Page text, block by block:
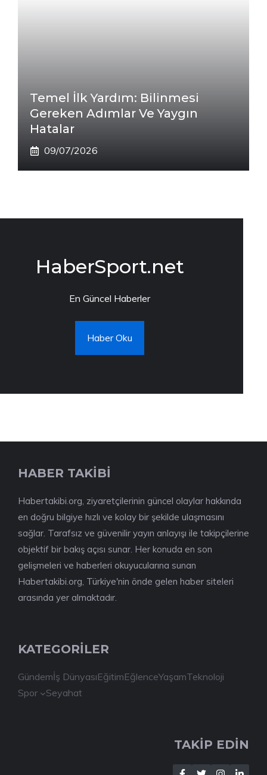
Temel İlk Yardım: Bilinmesi
Gereken Adımlar Ve Yaygın
Hatalar
09/07/2026
HaberSport.net
En Güncel Haberler
Haber Oku
HABER TAKİBİ
Habertakibi.org, ziyaretçilerinin güncel olaylar hakkında
en doğru bilgiye hızlı ve kolay bir şekilde ulaşmasını
sağlar. Tarafsız ve güvenilir yayın anlayışı ile takipçilerine
objektif bir bakış açısı sunar. Her konuda en son
gelişmeleri ve haberleri okuyucularına sunan
Habertakibi.org, Türkiye'nin önde gelen haber siteleri
arasında yer almaktadır.
KATEGORİLER
Gündemİş DünyasıEğitimEğlenceYaşamTeknoloji
Spor
Seyahat
TAKİP EDİN